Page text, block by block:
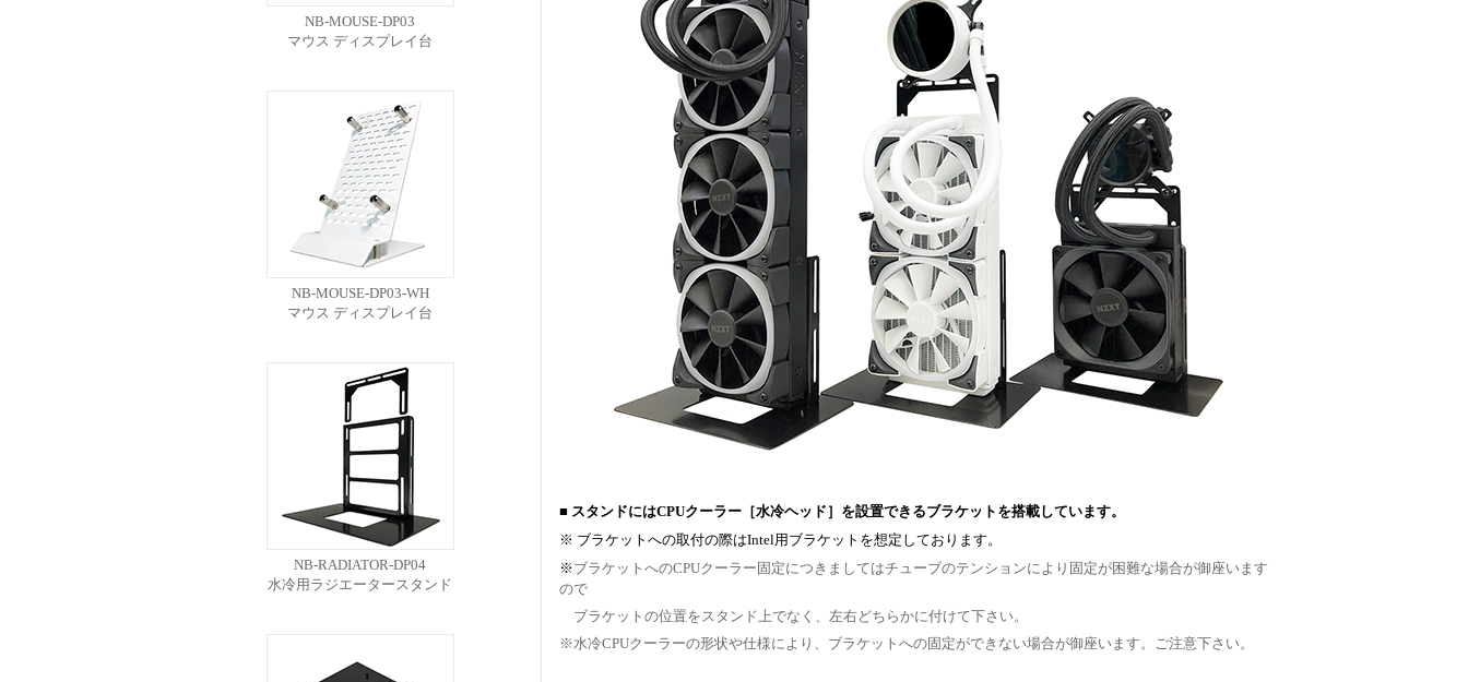
NB-MOUSE-DP03
マウス ディスプレイ台
NB-MOUSE-DP03-WH
マウス ディスプレイ台
NB-RADIATOR-DP04
水冷用ラジエータースタンド
■ スタンドにはCPUクーラー［水冷ヘッド］を設置できるブラケットを搭載しています。
※ ブラケットへの取付の際はIntel用ブラケットを想定しております。
※ ブラケットへのCPUクーラー固定につきましてはチューブのテンションにより固定が困難な場合が御座います
ので
ブラケットの位置をスタンド上でなく、左右どちらかに付けて下さい。
※水冷CPUクーラーの形状や仕様により、ブラケットへの固定ができない場合が御座います。ご注意下さい。